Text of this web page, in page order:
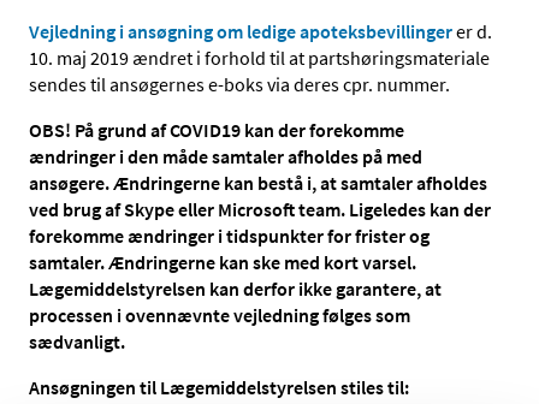
Vejledning i ansøgning om ledige apoteksbevillingerer d.
10. maj 2019 ændret i forhold til at partshøringsmateriale
sendes til ansøgernes e-boks via deres cpr. nummer.
OBS! På grund af COVID19 kan der forekomme
ændringer i den måde samtaler afholdes på med
ansøgere. Ændringerne kan bestå i, at samtaler afholdes
ved brug af Skype eller Microsoft team. Ligeledes kan der
forekomme ændringer i tidspunkter for frister og
samtaler. Ændringerne kan ske med kort varsel.
Lægemiddelstyrelsen kan derfor ikke garantere, at
processen i ovennævnte vejledning følges som
sædvanligt.
Ansøgningen til Lægemiddelstyrelsen stiles til: